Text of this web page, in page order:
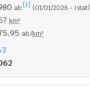
ab. [1] (01/01/2026 - Istat)
km²
ab./km²